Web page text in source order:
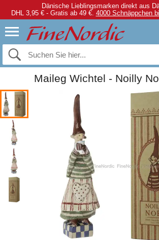
Dänische Lieblingsmarken direkt aus
DHL 3,95 € - Gratis ab 49 €. 4000 Schnäppchen
Maileg Wichtel - Noilly